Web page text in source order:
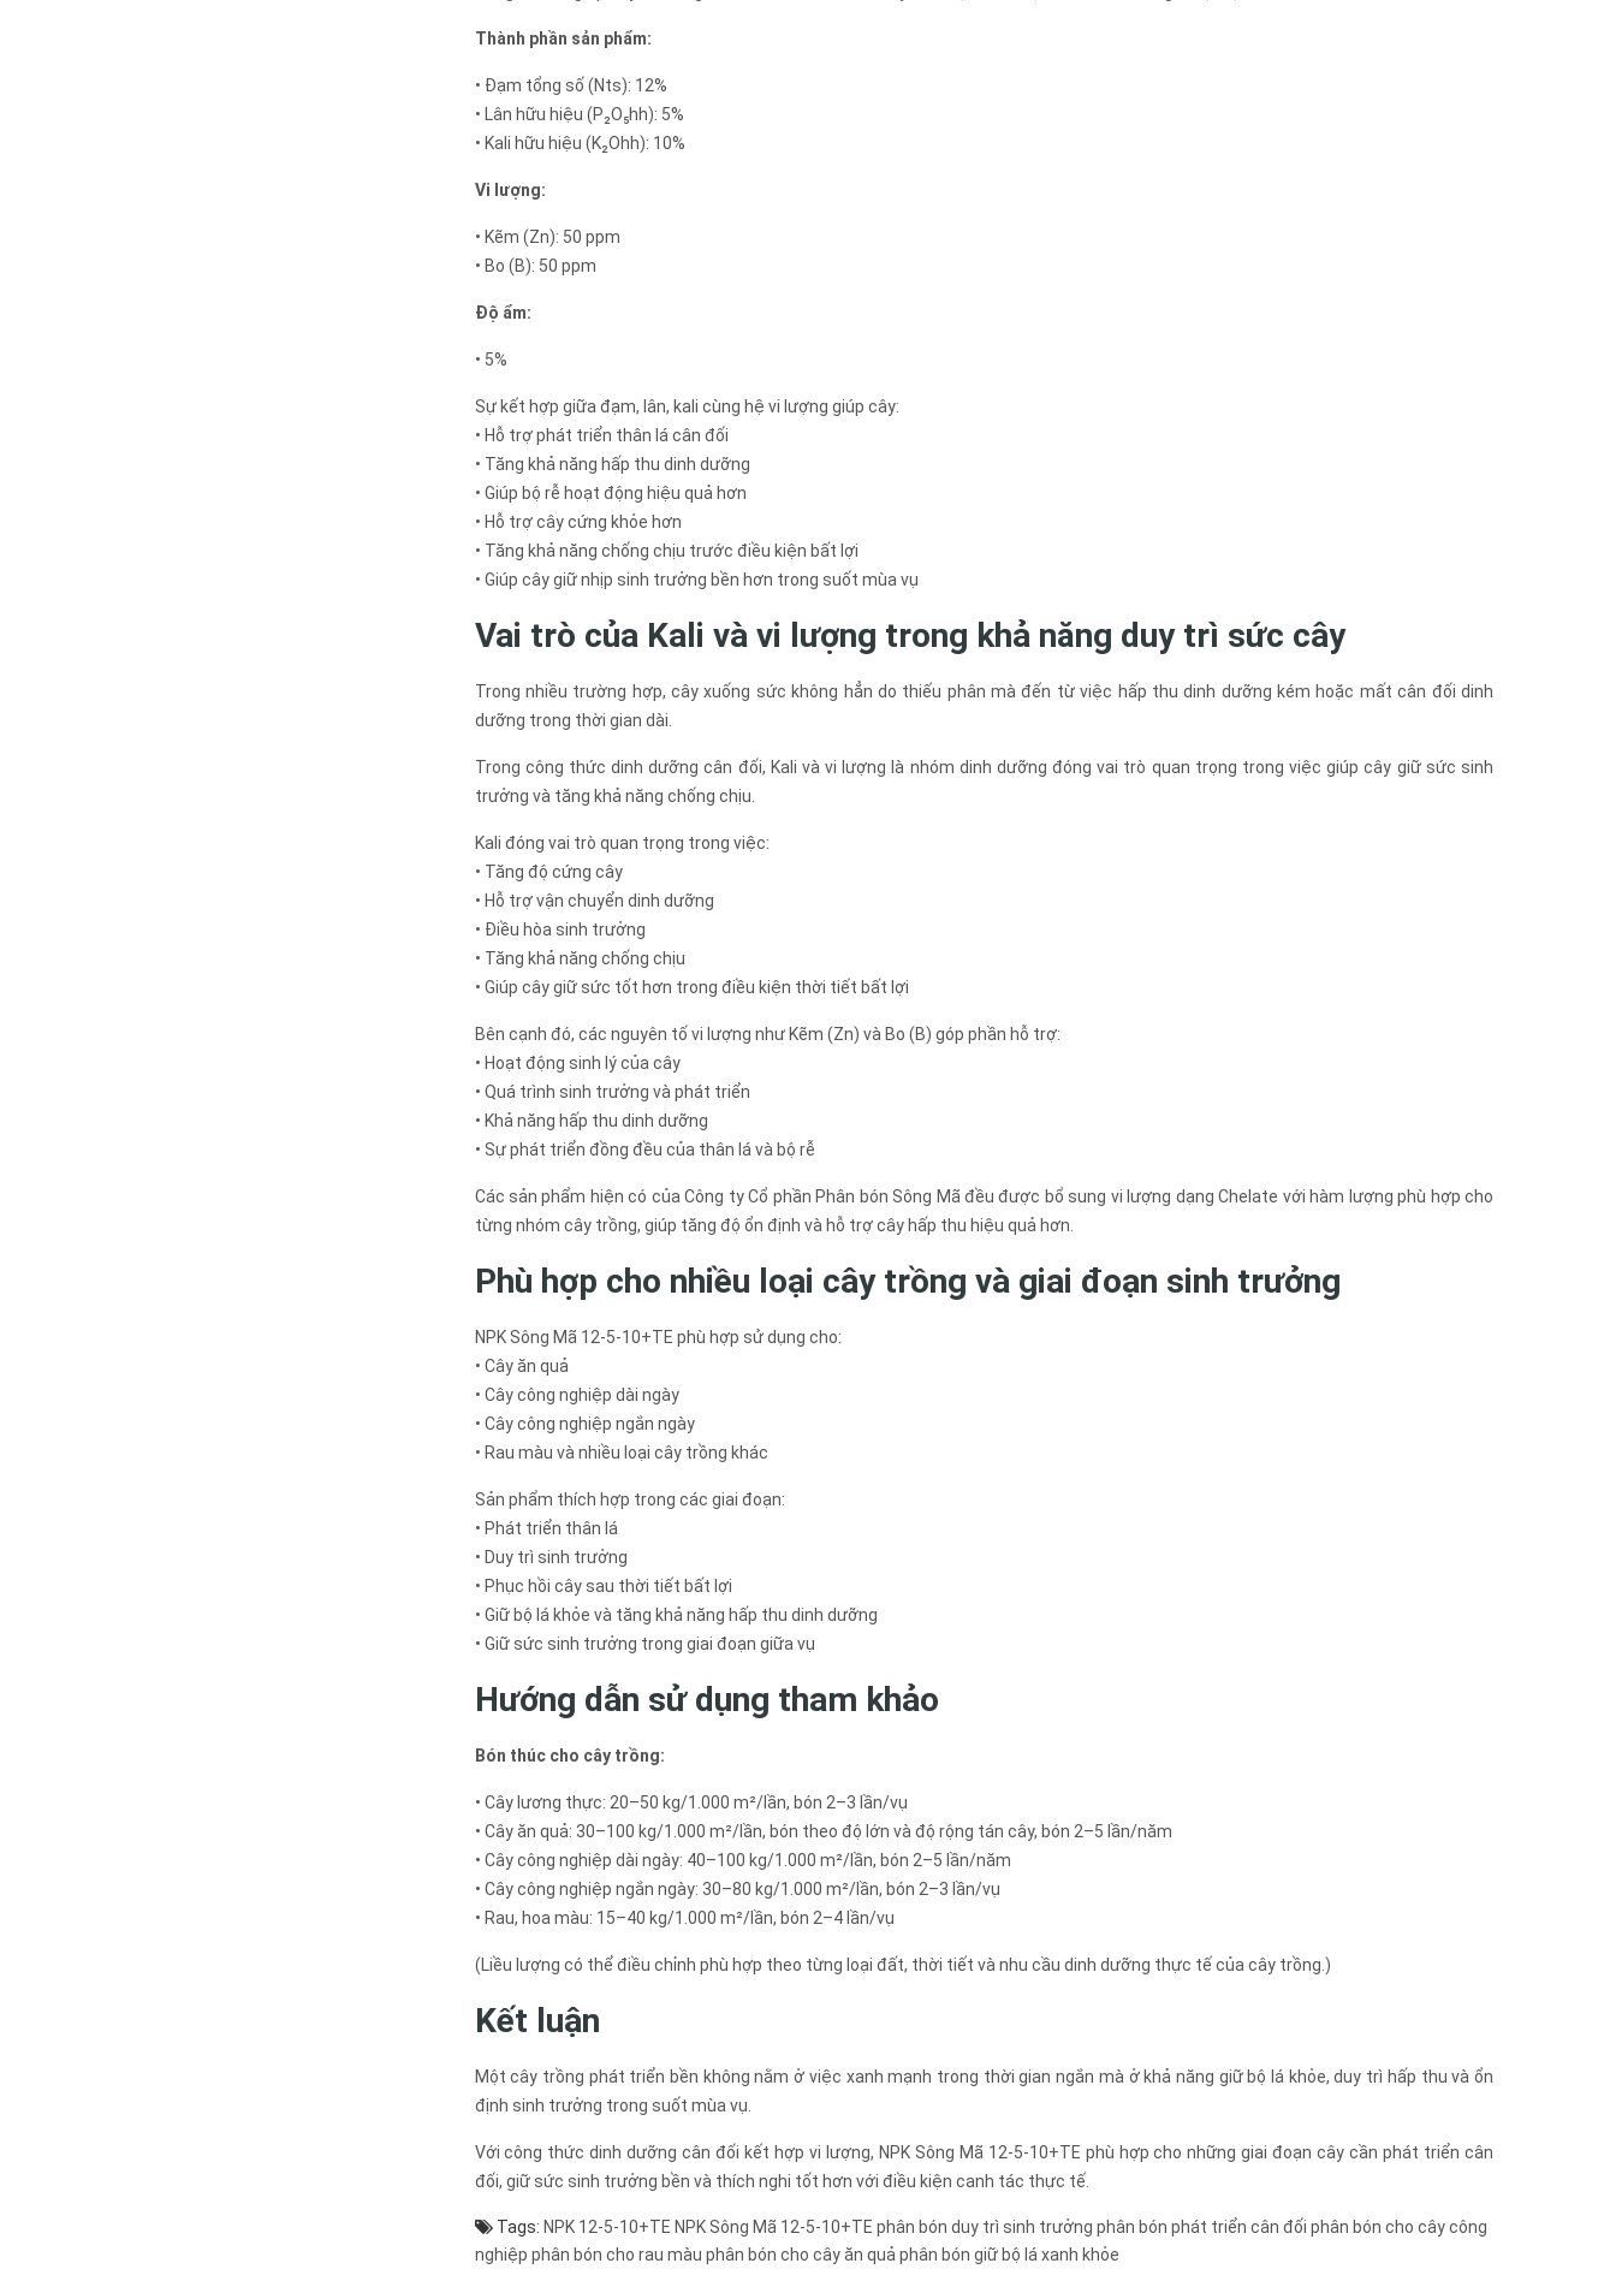
Thành phần sản phẩm:
• Đạm tổng số (Nts): 12%
• Lân hữu hiệu (P₂O₅hh): 5%
• Kali hữu hiệu (K₂Ohh): 10%
Vi lượng:
• Kẽm (Zn): 50 ppm
• Bo (B): 50 ppm
Độ ẩm:
• 5%
Sự kết hợp giữa đạm, lân, kali cùng hệ vi lượng giúp cây:
• Hỗ trợ phát triển thân lá cân đối
• Tăng khả năng hấp thu dinh dưỡng
• Giúp bộ rễ hoạt động hiệu quả hơn
• Hỗ trợ cây cứng khỏe hơn
• Tăng khả năng chống chịu trước điều kiện bất lợi
• Giúp cây giữ nhịp sinh trưởng bền hơn trong suốt mùa vụ
Vai trò của Kali và vi lượng trong khả năng duy trì sức cây
Trong nhiều trường hợp, cây xuống sức không hẳn do thiếu phân mà đến từ việc hấp thu dinh dưỡng kém hoặc mất cân đối dinh
dưỡng trong thời gian dài.
Trong công thức dinh dưỡng cân đối, Kali và vi lượng là nhóm dinh dưỡng đóng vai trò quan trọng trong việc giúp cây giữ sức sinh
trưởng và tăng khả năng chống chịu.
Kali đóng vai trò quan trọng trong việc:
• Tăng độ cứng cây
• Hỗ trợ vận chuyển dinh dưỡng
• Điều hòa sinh trưởng
• Tăng khả năng chống chịu
• Giúp cây giữ sức tốt hơn trong điều kiện thời tiết bất lợi
Bên cạnh đó, các nguyên tố vi lượng như Kẽm (Zn) và Bo (B) góp phần hỗ trợ:
• Hoạt động sinh lý của cây
• Quá trình sinh trưởng và phát triển
• Khả năng hấp thu dinh dưỡng
• Sự phát triển đồng đều của thân lá và bộ rễ
Các sản phẩm hiện có của Công ty Cổ phần Phân bón Sông Mã đều được bổ sung vi lượng dạng Chelate với hàm lượng phù hợp cho
từng nhóm cây trồng, giúp tăng độ ổn định và hỗ trợ cây hấp thu hiệu quả hơn.
Phù hợp cho nhiều loại cây trồng và giai đoạn sinh trưởng
NPK Sông Mã 12-5-10+TE phù hợp sử dụng cho:
• Cây ăn quả
• Cây công nghiệp dài ngày
• Cây công nghiệp ngắn ngày
• Rau màu và nhiều loại cây trồng khác
Sản phẩm thích hợp trong các giai đoạn:
• Phát triển thân lá
• Duy trì sinh trưởng
• Phục hồi cây sau thời tiết bất lợi
• Giữ bộ lá khỏe và tăng khả năng hấp thu dinh dưỡng
• Giữ sức sinh trưởng trong giai đoạn giữa vụ
Hướng dẫn sử dụng tham khảo
Bón thúc cho cây trồng:
• Cây lương thực: 20–50 kg/1.000 m²/lần, bón 2–3 lần/vụ
• Cây ăn quả: 30–100 kg/1.000 m²/lần, bón theo độ lớn và độ rộng tán cây, bón 2–5 lần/năm
• Cây công nghiệp dài ngày: 40–100 kg/1.000 m²/lần, bón 2–5 lần/năm
• Cây công nghiệp ngắn ngày: 30–80 kg/1.000 m²/lần, bón 2–3 lần/vụ
• Rau, hoa màu: 15–40 kg/1.000 m²/lần, bón 2–4 lần/vụ
(Liều lượng có thể điều chỉnh phù hợp theo từng loại đất, thời tiết và nhu cầu dinh dưỡng thực tế của cây trồng.)
Kết luận
Một cây trồng phát triển bền không nằm ở việc xanh mạnh trong thời gian ngắn mà ở khả năng giữ bộ lá khỏe, duy trì hấp thu và ổn
định sinh trưởng trong suốt mùa vụ.
Với công thức dinh dưỡng cân đối kết hợp vi lượng, NPK Sông Mã 12-5-10+TE phù hợp cho những giai đoạn cây cần phát triển cân
đối, giữ sức sinh trưởng bền và thích nghi tốt hơn với điều kiện canh tác thực tế.
Tags: NPK 12-5-10+TE NPK Sông Mã 12-5-10+TE phân bón duy trì sinh trưởng phân bón phát triển cân đối phân bón cho cây công
nghiệp phân bón cho rau màu phân bón cho cây ăn quả phân bón giữ bộ lá xanh khỏe